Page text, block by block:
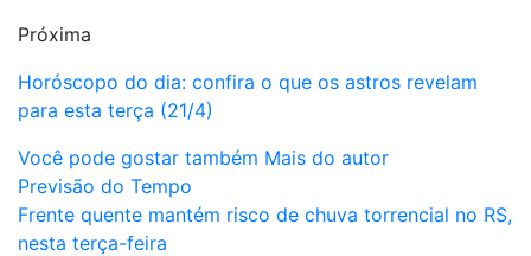
Próxima
Horóscopo do dia: confira o que os astros revelam
para esta terça (21/4)
Você pode gostar também Mais do autor
Previsão do Tempo
Frente quente mantém risco de chuva torrencial no RS,
nesta terça-feira